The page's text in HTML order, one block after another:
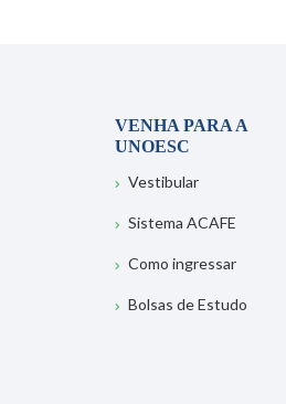
VENHA PARA A
UNOESC
Vestibular
Sistema ACAFE
Como ingressar
Bolsas de Estudo